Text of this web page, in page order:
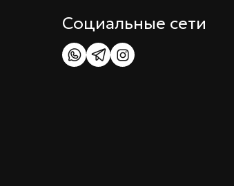
Социальные сети